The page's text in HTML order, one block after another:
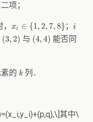
项；
，xi∈{1,2,7 ,8} ；i
(3,2) 与 (4,4)
能否同
的 k 列．
\]其中\